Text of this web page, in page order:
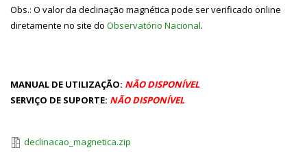
Obs.: O valor da declinação magnética pode ser verificado online
diretamente no site do Observatório Nacional.
MANUAL DE UTILIZAÇÃO: NÃO DISPONÍVEL
SERVIÇO DE SUPORTE: NÃO DISPONÍVEL
declinacao_magnetica.zip